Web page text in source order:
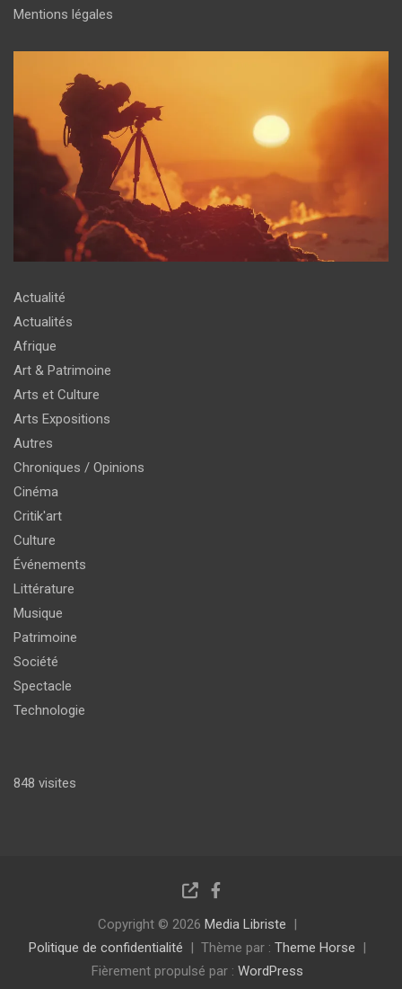
Mentions légales
Actualité
Actualités
Afrique
Art & Patrimoine
Arts et Culture
Arts Expositions
Autres
Chroniques / Opinions
Cinéma
Critik'art
Culture
Événements
Littérature
Musique
Patrimoine
Société
Spectacle
Technologie
848 visites
Copyright © 2026 Media Libriste
Politique de confidentialité
Thème par : Theme Horse
Fièrement propulsé par : WordPress